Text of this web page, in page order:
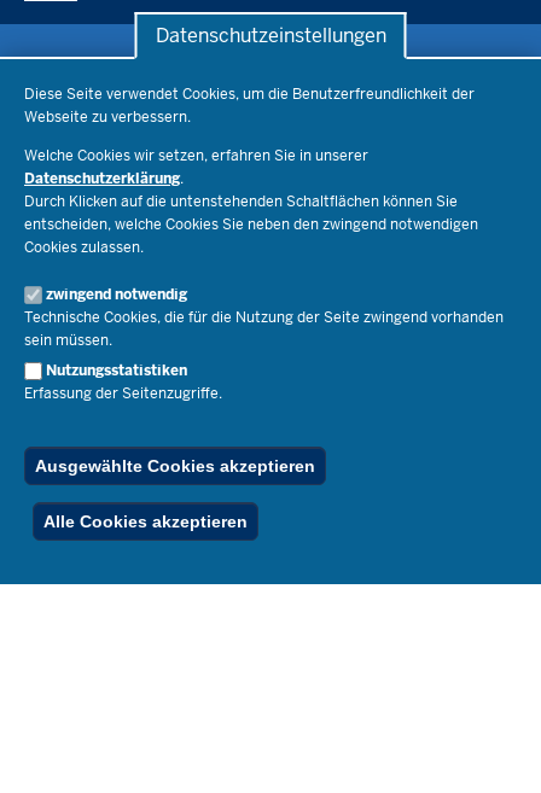
Datenschutzeinstellungen
Diese Seite verwendet Cookies, um die Benutzerfreundlichkeit der
Webseite zu verbessern.
Welche Cookies wir setzen, erfahren Sie in unserer
Datenschutzerklärung.
Durch Klicken auf die untenstehenden Schaltflächen können Sie
entscheiden, welche Cookies Sie neben den zwingend notwendigen
Cookies zulassen.
zwingend notwendig
Technische Cookies, die für die Nutzung der Seite zwingend vorhanden
sein müssen.
Nutzungsstatistiken
Erfassung der Seitenzugriffe.
Ausgewählte Cookies akzeptieren
Alle Cookies akzeptieren
Bildungsthemen
Lehrkräfte
Recht
Schulleben
Ministerium
Ministerin Dorothee Feller
Staatssekretär Dr. Urban Mauer
Open Government
Bibliothek
Geschäftsbereich
Presse
Pressefotos
Social Media
Pressekontakt
Service
Schule(n) suchen
Kontakt
Der Weg zu uns
Publikationen
RSS-Feed
Ferienordnung
Spezialangebote
© 2026 Bildungsportal NRW
Below
Footer
Menu
Inhalt Impressum Datenschutz